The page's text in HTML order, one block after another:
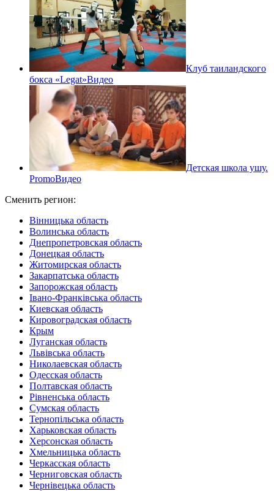
Клуб таиландского
бокса «Legat»Видео
Детская школа ушу.
PromoВидео
Сменить регион:
Вінницька область
Волинська область
Днепропетровская область
Донецкая область
Житомирская область
Закарпатська область
Запорожская область
Івано-Франківська область
Киевская область
Кировоградская область
Крым
Луганская область
Львівська область
Николаевская область
Одесская область
Полтавская область
Рівненська область
Сумская область
Тернопільська область
Харьковская область
Херсонская область
Хмельницька область
Черкасская область
Черниговская область
Чернівецька область